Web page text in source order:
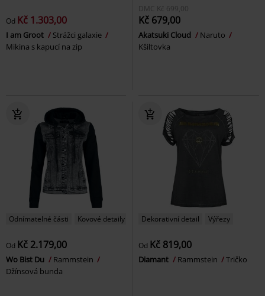
Od Kč 1.303,00
I am Groot
Strážci galaxie
Mikina s kapucí na zip
DMC Kč 699,00
Kč 679,00
Akatsuki Cloud
Naruto
Kšiltovka
Odnímatelné části Kovové detaily
Od Kč 2.179,00
Wo Bist Du
Rammstein
Džínsová bunda
Dekorativní detail Výřezy
Od Kč 819,00
Diamant Rammstein Tričko